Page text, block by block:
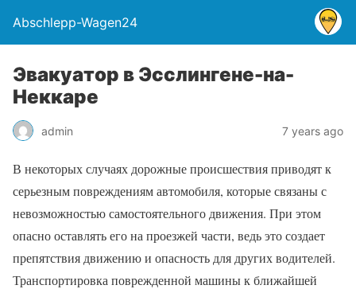
Abschlepp-Wagen24
Эвакуатор в Эсслингене-на-
Неккаре
admin 7 years ago
В некоторых случаях дорожные происшествия приводят к
серьезным повреждениям автомобиля, которые связаны с
невозможностью самостоятельного движения. При этом
опасно оставлять его на проезжей части, ведь это создает
препятствия движению и опасность для других водителей.
Транспортировка поврежденной машины к ближайшей